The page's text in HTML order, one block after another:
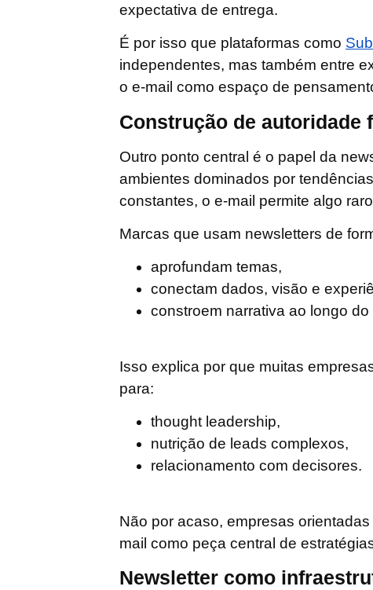
expectativa de entrega.
É por isso que plataformas como
independentes, mas também entre
o e-mail como espaço de
Construção de autoridade
Outro ponto central é o papel da
ambientes dominados por
constantes, o e-mail permite algo
Marcas que usam newsletters de
aprofundam temas,
conectam dados, visão e
constroem narrativa ao longo do
Isso explica por que muitas
para:
thought leadership,
nutrição de leads complexos,
relacionamento com decisores.
Não por acaso, empresas orientadas
mail como peça central de
Newsletter como